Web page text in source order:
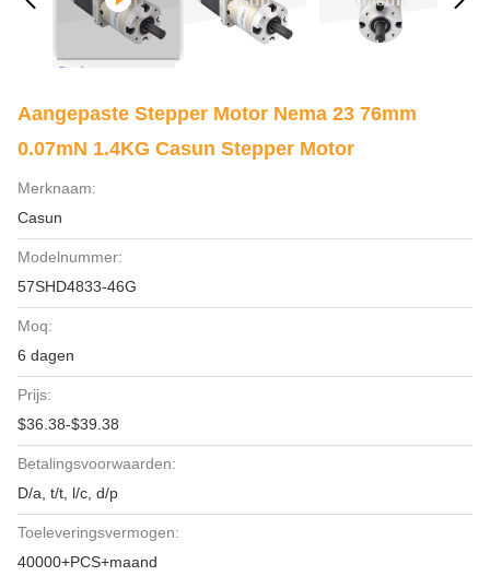
Aangepaste Stepper Motor Nema 23 76mm
0.07mN 1.4KG Casun Stepper Motor
Merknaam:
Casun
Modelnummer:
57SHD4833-46G
Moq:
6 dagen
Prijs:
$36.38-$39.38
Betalingsvoorwaarden:
D/a, t/t, l/c, d/p
Toeleveringsvermogen:
40000+PCS+maand